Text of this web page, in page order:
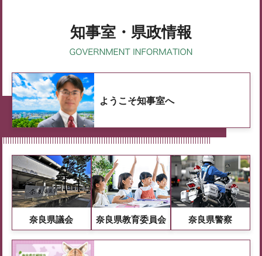
知事室・県政情報
ようこそ知事室へ
奈良県議会 奈良県教育委員会 奈良県警察